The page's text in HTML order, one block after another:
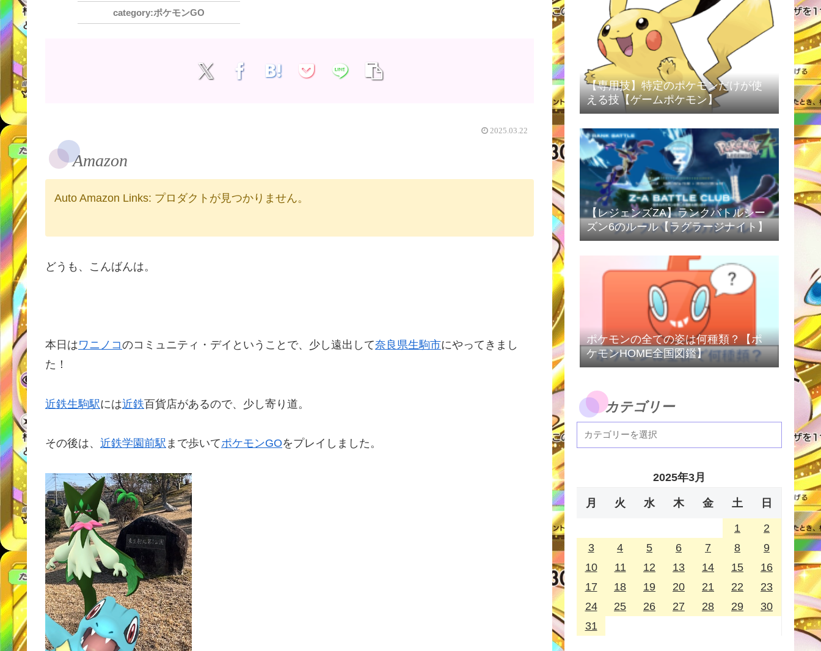
ポケモンGO
2025.03.22
Amazon
Auto Amazon Links: プロダクトが見つかりません。
どうも、こんばんは。
本日はワニノコのコミュニティ・デイということで、少し遠出して奈良県生駒市にやってきまし
た！
近鉄生駒駅には近鉄百貨店があるので、少し寄り道。
その後は、 近鉄学園前駅 まで歩いてポケモンGOをプレイしました。
【専用技】特定のポケモンだけが使
える技【ゲームポケモン】
【レジェンズZA】ランクバトルシー
ズン6のルール【ラグラージナイト】
ポケモンの全ての姿は何種類？【ポ
ケモンHOME全国図鑑】
カテゴリー
2025年3月
月 火 水 木 金 土 日
1
2
3
4 5 6 7 8
9
10
11 12 13 14 15
16
17
18 19 20 21 22
23
24
25 26 27 28 29
30
31